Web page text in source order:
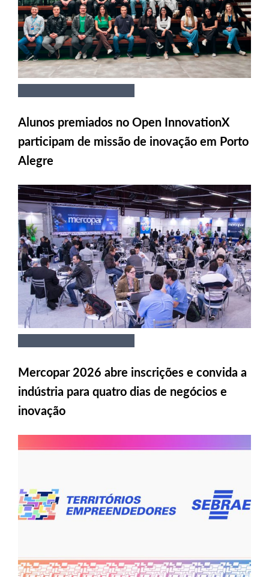
Alunos premiados no Open InnovationX
participam de missão de inovação em Porto
Alegre
Mercopar 2026 abre inscrições e convida a
indústria para quatro dias de negócios e
inovação